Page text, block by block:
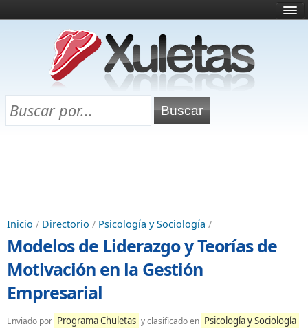
¿Qué es esto?
Directorio
Chuletas para exámenes
Inicio / Directorio / Psicología y Sociología /
Modelos de Liderazgo y Teorías de
Motivación en la Gestión
Empresarial
Enviado por Programa Chuletas y clasificado en Psicología y Sociología